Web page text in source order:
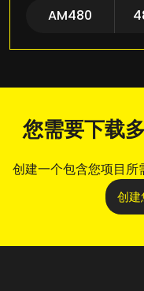
AM480
您需要下载
创建一个包含您项目所
创建